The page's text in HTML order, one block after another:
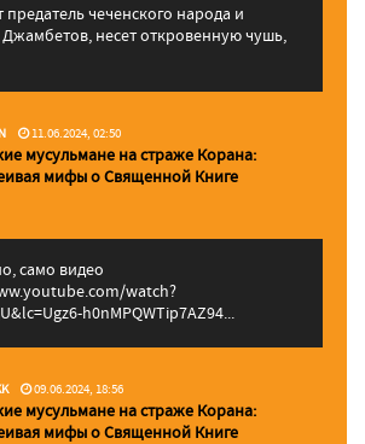
предатель чеченского народа и
Джамбетов, несет откровенную чушь,
11.06.2024, 02:50
мусульмане на страже Корана:
мифы о Священной Книге
само видео
watch?
h0nMPQWTip7AZ94...
09.06.2024, 18:56
мусульмане на страже Корана:
мифы о Священной Книге